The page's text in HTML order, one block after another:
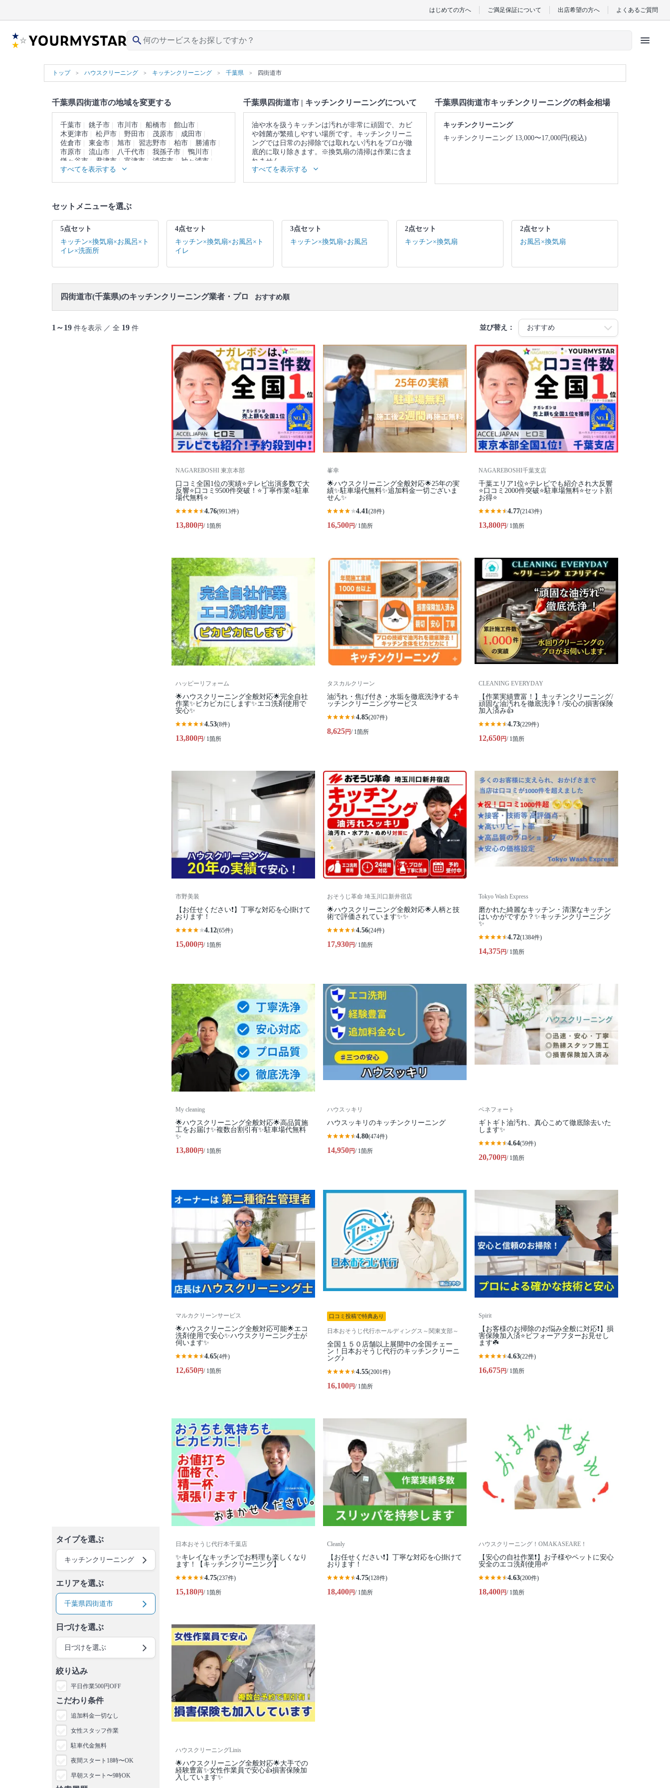
はじめての方へ ご満足保証について 出店希望の方へ よくあるご質問
search menu
トップ ハウスクリーニング キッチンクリーニング 千葉県 四街道市
千葉県四街道市の地域を変更する
千葉市 銚子市 市川市 船橋市
館山市
木更津市
松戸市 野田市 茂原市
成田市
佐倉市
東金市 旭市 習志野市 柏市
勝浦市
市原市
流山市 八千代市 我孫子市
鴨川市
鎌ヶ谷市
君津市 富津市 浦安市
袖ヶ浦市
八街市
印西市 白井市
すべてを表示する
千葉県四街道市 | キッチンクリーニングについて
油や水を扱うキッチンは汚れが非常に頑固で、カビ
や雑菌が繁殖しやすい場所です。キッチンクリーニ
ングでは日常のお掃除では取れない汚れをプロが徹
底的に取り除きます。※換気扇の清掃は作業に含ま
れません。
▼表示価格に含まれるキッチンクリーニングの作業
範囲
もご参照ください。
ります。
すべてを表示する
千葉県四街道市キッチンクリーニングの料金相場
キッチンクリーニング
キッチンクリーニング 13,000〜17,000円(税込)
セットメニューを選ぶ
5点セット
キッチン×換気扇×お風呂×ト
イレ×洗面所
4点セット
キッチン×換気扇×お風呂×ト
イレ
3点セット
キッチン×換気扇×お風呂
2点セット
キッチン×換気扇
2点セット
お風呂×換気扇
四街道市(千葉県)のキッチンクリーニング業者・プロ おすすめ順
1～19 件を表示 ／ 全 19 件 並び替え：
タイプを選ぶ
キッチンクリーニング
エリアを選ぶ
千葉県四街道市
日づけを選ぶ
日づけを選ぶ
絞り込み
平日作業500円OFF
こだわり条件
追加料金一切なし
女性スタッフ作業
駐車代金無料
夜間スタート18時〜OK
早朝スタート〜9時OK
NAGAREBOSHI 東京本部
口コミ全国1位の実績⭐テレビ出演多数で大
反響⭐口コミ9500件突破！⭐丁寧作業⭐駐車
場代無料⭐
4.76(9913件)
13,800円/ 1箇所
峯幸
🌟ハウスクリーニング全般対応🌟25年の実
績✨駐車場代無料✨追加料金一切ございま
せん✨
4.41(28件)
16,500円/ 1箇所
NAGAREBOSHI千葉支店
千葉エリア1位⭐テレビでも紹介され大反響
⭐️口コミ2000件突破⭐️駐車場無料⭐セット割
お得⭐
4.77(2143件)
13,800円/ 1箇所
ハッピーリフォーム
🌟ハウスクリーニング全般対応🌟完全自社
作業✨️ピカピカにします✨️エコ洗剤使用で
安心✨
4.53(8件)
13,800円/ 1箇所
タスカルクリーン
油汚れ・焦げ付き・水垢を徹底洗浄するキ
ッチンクリーニングサービス
4.85(207件)
8,625円/ 1箇所
CLEANING EVERYDAY
【作業実績豊富！】キッチンクリーニング/
頑固な油汚れを徹底洗浄！/安心の損害保険
加入済み👍
4.73(229件)
12,650円/ 1箇所
市野美装
【お任せください❗️】丁寧な対応を心掛けて
おります！
4.12(65件)
15,000円/ 1箇所
おそうじ革命 埼玉川口新井宿店
🌟ハウスクリーニング全般対応🌟人柄と技
術で評価されています✨✨
4.56(24件)
17,930円/ 1箇所
Tokyo Wash Express
磨かれた綺麗なキッチン・清潔なキッチン
はいかがですか？✨キッチンクリーニング
✨
4.72(1384件)
14,375円/ 1箇所
My cleaning
🌟ハウスクリーニング全般対応🌟高品質施
工をお届け✨複数台割引有✨駐車場代無料
✨
13,800円/ 1箇所
ハウスッキリ
ハウスッキリのキッチンクリーニング
4.80(474件)
14,950円/ 1箇所
ベネフォート
ギトギト油汚れ、真心こめて徹底除去いた
します✨
4.64(59件)
20,700円/ 1箇所
マルカクリーンサービス
🌟ハウスクリーニング全般対応可能🌟エコ
洗剤使用で安心✨ハウスクリーニング士が
伺います✨
4.65(4件)
12,650円/ 1箇所
口コミ投稿で特典あり
日本おそうじ代行ホールディングス～関東支部～
全国１５０店舗以上展開中の全国チェー
ン！日本おそうじ代行のキッチンクリーニ
ング♪
4.55(2001件)
16,100円/ 1箇所
Spirit
【お客様のお掃除のお悩み全般に対応❗️】損
害保険加入済⭐️ビフォーアフターお見せし
ます☘️
4.63(22件)
16,675円/ 1箇所
日本おそうじ代行本千葉店
✨キレイなキッチンでお料理も楽しくなり
ます！【キッチンクリーニング】
4.75(237件)
15,180円/ 1箇所
Cleanly
【お任せください❗️】丁寧な対応を心掛けて
おります！
4.75(128件)
18,400円/ 1箇所
ハウスクリーニング！OMAKASEARE！
【安心の自社作業❗️】お子様やペットに安心
安全のエコ洗剤使用🌱
4.63(200件)
18,400円/ 1箇所
ハウスクリーニングLinis
🌟ハウスクリーニング全般対応🌟大手での
経験豊富✨女性作業員で安心👍損害保険加
入しています✨